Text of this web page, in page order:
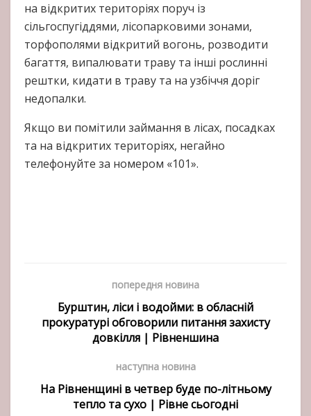
на відкритих територіях поруч із
сільгоспугіддями, лісопарковими зонами,
торфополями відкритий вогонь, розводити
багаття, випалювати траву та інші рослинні
рештки, кидати в траву та на узбіччя доріг
недопалки.
Якщо ви помітили займання в лісах, посадках
та на відкритих територіях, негайно
телефонуйте за номером «101».
попередня новина
Бурштин, ліси і водойми: в обласній
прокуратурі обговорили питання захисту
довкілля | Рівненшина
наступна новина
На Рівненщині в четвер буде по-літньому
тепло та сухо | Рівне сьогодні